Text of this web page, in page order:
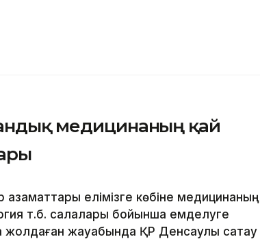
медицинаның қай
елімізге көбіне медицинаның
т.б. салалары бойынша емделуге
жауабында ҚР Денсаулық сақтау